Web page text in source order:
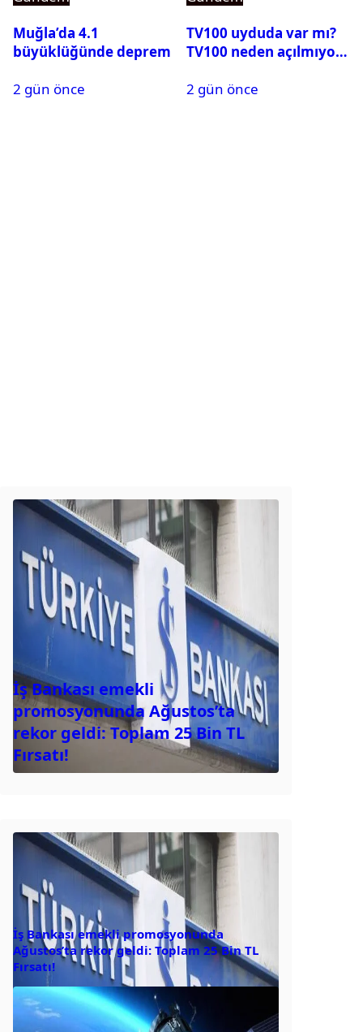
Muğla’da 4.1
büyüklüğünde deprem
2 gün önce
TV100 uyduda var mı?
TV100 neden açılmıyor?
2 gün önce
İş Bankası emekli
promosyonunda Ağustos’ta
rekor geldi: Toplam 25 Bin TL
Fırsatı!
İş Bankası emekli promosyonunda
Ağustos’ta rekor geldi: Toplam 25 Bin TL
Fırsatı!